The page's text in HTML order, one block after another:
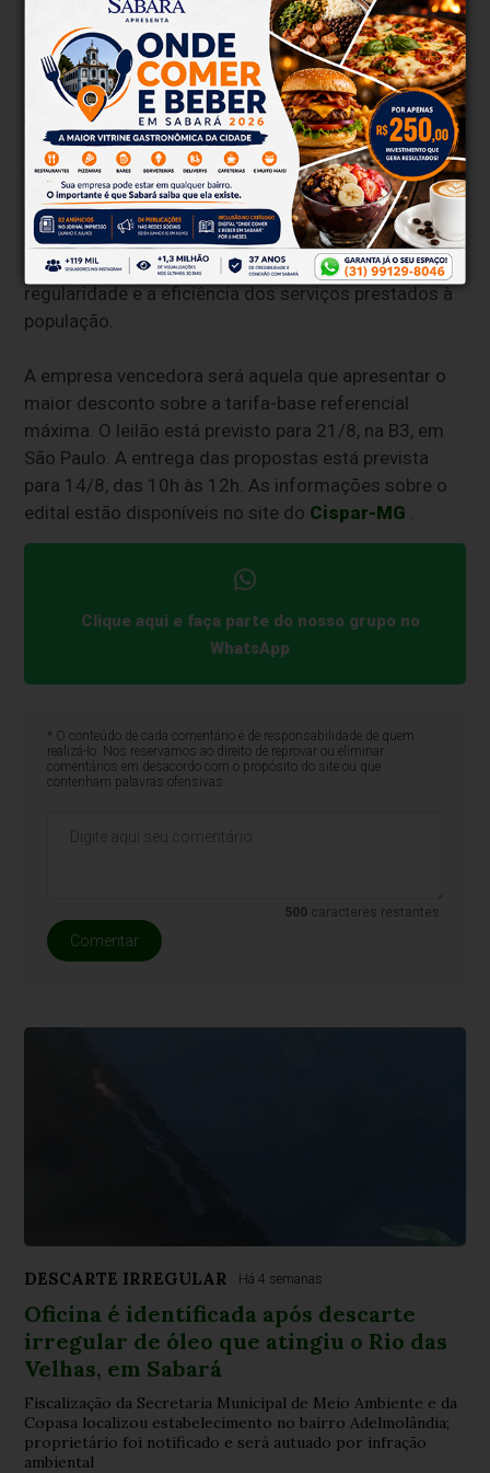
Consórcio Vital.
A modelagem consorciada permite ganho de escala
entre os municípios, o que contribui para ampliar a
eficiência da operação e viabilizar soluções regionais
para um serviço essencial à população. O projeto
está alinhado à Política Nacional de Resíduos Sólidos
e ao Marco Legal do Saneamento Básico. A
concessão contará ainda com indicadores de
desempenho para acompanhar a qualidade, a
regularidade e a eficiência dos serviços prestados à
população.
A empresa vencedora será aquela que apresentar o
maior desconto sobre a tarifa-base referencial
máxima. O leilão está previsto para 21/8, na B3, em
São Paulo. A entrega das propostas está prevista
para 14/8, das 10h às 12h. As informações sobre o
edital estão disponíveis no site do Cispar-MG
Clique aqui e faça parte do nosso grupo no
WhatsApp
* O conteúdo de cada comentário é de responsabilidade de quem
realizá-lo. Nos reservamos ao direito de reprovar ou eliminar
comentários em desacordo com o propósito do site ou que
contenham palavras ofensivas.
500 caracteres restantes.
Comentar
DESCARTE IRREGULAR Há 4 semanas
Oficina é identificada após descarte
irregular de óleo que atingiu o Rio das
Velhas, em Sabará
Fiscalização da Secretaria Municipal de Meio Ambiente e da
Copasa localizou estabelecimento no bairro Adelmolândia;
proprietário foi notificado e será autuado por infração
ambiental